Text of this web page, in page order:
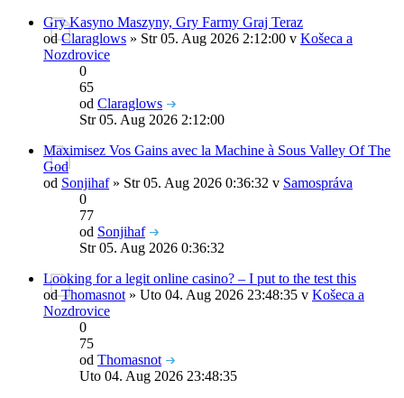
Gry Kasyno Maszyny, Gry Farmy Graj Teraz
odClaraglows » Str 05. Aug 2026 2:12:00 v Košeca a
Nozdrovice
0
65
od Claraglows
Str 05. Aug 2026 2:12:00
Maximisez Vos Gains avec la Machine à Sous Valley Of The
God
od Sonjihaf» Str 05. Aug 2026 0:36:32 v Samospráva
0
77
od Sonjihaf
Str 05. Aug 2026 0:36:32
Looking for a legit online casino? – I put to the test this
odThomasnot » Uto 04. Aug 2026 23:48:35 v Košeca a
Nozdrovice
0
75
od Thomasnot
Uto 04. Aug 2026 23:48:35